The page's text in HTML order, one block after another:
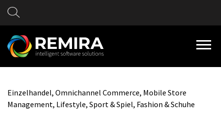
Einzelhandel, Omnichannel Commerce, Mobile Store
Management, Lifestyle, Sport & Spiel, Fashion & Schuhe